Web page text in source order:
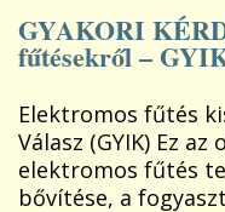
GYAKORI
fűtésekről –
Elektromos fűtés
Válasz (GYIK) Ez
elektromos fűtés
bővítése, a